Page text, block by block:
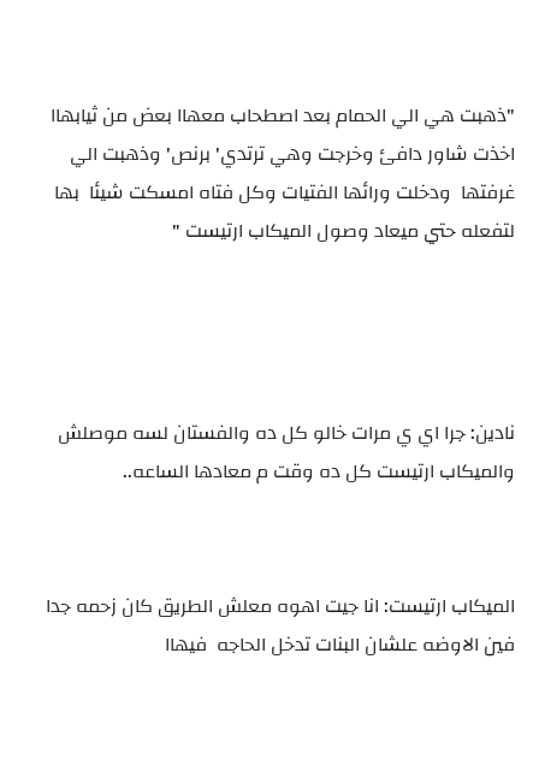
"ذهبت هي الي الحمام بعد اصطحاب معهاا بعض من ثيابهاا
اخذت شاور دافئ وخرجت وهي ترتدي' برنص' وذهبت الي
غرفتها ودخلت ورائها الفتيات وكل فتاه امسكت شيئا بها
لتفعله حتي ميعاد وصول الميكاب ارتيست "
نادين: جرا اي ي مرات خالو كل ده والفستان لسه موصلش
والميكاب ارتيست كل ده وقت م معادها الساعه..
الميكاب ارتيست: انا جيت اهوه معلش الطريق كان زحمه جدا
فين الاوضه علشان البنات تدخل الحاجه فيهاا